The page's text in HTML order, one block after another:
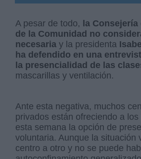
A pesar de todo, la Consejería
de la Comunidad no
necesaria y la presidenta
ha defendido en una
la presencialidad de las
mascarillas y ventilación.
Ante esta negativa, muchos
privados están ofreciendo a
esta semana la opción de
voluntaria. Aunque la situación
centro a otro y no se puede